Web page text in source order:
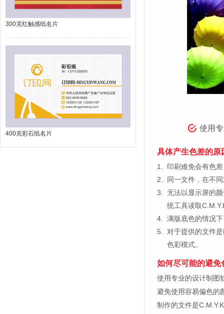
300克红触感纸名片
400克彩石纸名片
使用
具体产生色差的原
1.
印刷难免会有色
2.
同一文件，在不
3. 无法以显示屏的
统工具读取
4. 满版底色的情况
5. 对于提供的文件
色彩模式。
如何尽可能的避免
使用专业的设计制图
避免使用容易偏色的
制作的文件是